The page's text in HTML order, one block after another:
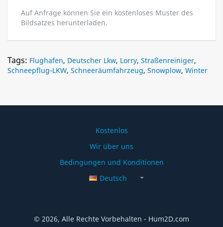
Auf Anfrage können Sie ein kostenloses Muster des
Bildsatzes herunterladen.
Tags: Flughafen, Deutscher Lkw, Lorry, Straßenreiniger,
Schneepflug-LKW, Schneeräumfahrzeug, Snowplow, Winter
Kostenlos
Wir über uns
Bedingungen und Konditionen
Deutsch
© 2026, Alle Rechte Vorbehalten - Hum2D.com